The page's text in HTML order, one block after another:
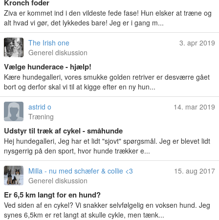
Kronch foder
Ziva er kommet ind i den vildeste fede fase! Hun elsker at træne og
alt hvad vi gør, det lykkedes bare! Jeg er i gang m...
The Irish one
Generel diskussion
3. apr 2019
Vælge hunderace - hjælp!
Kære hundegalleri, vores smukke golden retriver er desværre gået
bort og derfor skal vi til at kigge efter en ny hun...
astrid o
Træning
14. mar 2019
Udstyr til træk af cykel - småhunde
Hej hundegalleri, Jeg har et lidt "sjovt" spørgsmål. Jeg er blevet lidt
nysgerrig på den sport, hvor hunde trækker e...
Milla - nu med schæfer & collie <3
Generel diskussion
15. aug 2017
Er 6,5 km langt for en hund?
Ved siden af en cykel? Vi snakker selvfølgelig en voksen hund. Jeg
synes 6,5km er ret langt at skulle cykle, men tænk...